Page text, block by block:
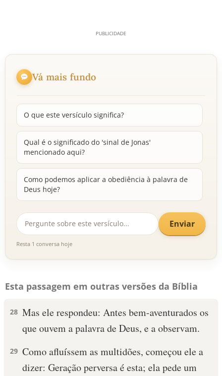
Vá mais fundo
O que este versículo significa?
Qual é o significado do 'sinal de Jonas'
mencionado aqui?
Como podemos aplicar a obediência à palavra de
Deus hoje?
Enviar
Resta 1 conversa hoje
Esta passagem em outras versões da Bíblia
28 Mas ele respondeu: Antes bem-aventurados os
que ouvem a palavra de Deus, e a observam.
29 Como afluíssem as multidões, começou ele a
dizer: Geração perversa é esta; ela pede um